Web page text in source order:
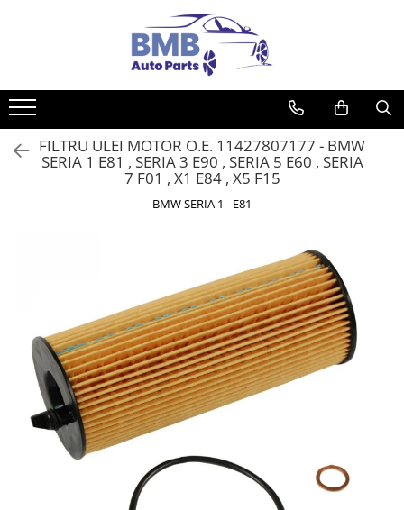
Accesorii
Covorase
ODORIZANTE
Volantă
Angrenare roată
Burduf planetară
Planetară
Antrenare punte
FILTRU ULEI MOTOR O.E. 11427807177 - BMW
SERIA 1 E81 , SERIA 3 E90 , SERIA 5 E60 , SERIA
7 F01 , X1 E84 , X5 F15
BMW SERIA 1 - E81